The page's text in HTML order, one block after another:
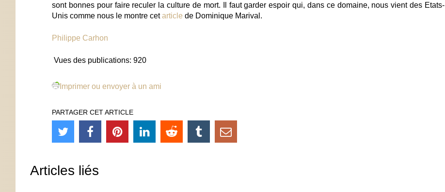
sont bonnes pour faire reculer la culture de mort. Il faut garder espoir qui, dans ce domaine, nous vient des Etats-
Unis comme nous le montre cetarticle de Dominique Marival.
Philippe Carhon
Vues des publications: 920
Imprimer ou envoyer à un ami
PARTAGER CET ARTICLE
Articles liés